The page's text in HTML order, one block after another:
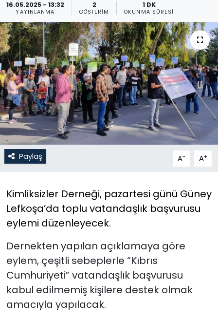
16.05.2025 - 13:32
YAYINLANMA
2
GÖSTERIM
1 DK
OKUNMA SÜRESI
Paylaş A- A+
Kimliksizler Derneği, pazartesi günü Güney
Lefkoşa’da toplu vatandaşlık başvurusu
eylemi düzenleyecek.
Dernekten yapılan açıklamaya göre
eylem, çeşitli sebeplerle “Kıbrıs
Cumhuriyeti” vatandaşlık başvurusu
kabul edilmemiş kişilere destek olmak
amacıyla yapılacak.
Gündem
KKTC
KKTC YEREL SEÇİM 2018
Kültür Sanat
Magazin
Moda
Nöbetçi Eczaneler
Politika
Spor
Teknoloji
TÜRKiYE